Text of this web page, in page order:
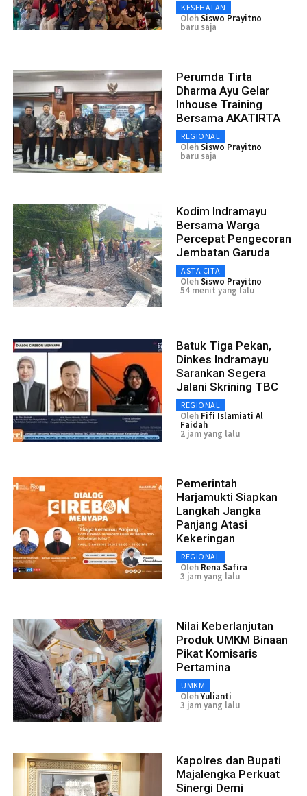
KESEHATAN
OlehSiswo Prayitno
baru saja
Perumda Tirta
Dharma Ayu Gelar
Inhouse Training
Bersama AKATIRTA
REGIONAL
OlehSiswo Prayitno
baru saja
Kodim Indramayu
Bersama Warga
Percepat Pengecoran
Jembatan Garuda
ASTA CITA
OlehSiswo Prayitno
54 menit yang lalu
Batuk Tiga Pekan,
Dinkes Indramayu
Sarankan Segera
Jalani Skrining TBC
REGIONAL
Oleh Fifi Islamiati Al
Faidah
2 jam yang lalu
Pemerintah
Harjamukti Siapkan
Langkah Jangka
Panjang Atasi
Kekeringan
REGIONAL
Oleh Rena Safira
3 jam yang lalu
Nilai Keberlanjutan
Produk UMKM Binaan
Pikat Komisaris
Pertamina
UMKM
OlehYulianti
3 jam yang lalu
Kapolres dan Bupati
Majalengka Perkuat
Sinergi Demi